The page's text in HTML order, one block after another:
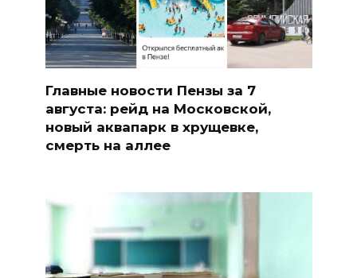
Главные новости Пензы за 7
августа: рейд на Московской,
новый аквапарк в хрущевке,
смерть на аллее